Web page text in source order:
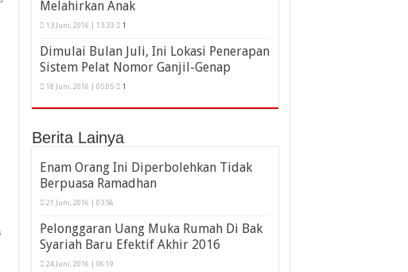
Melahirkan Anak
13 Juni, 2016 | 13:33 1
Dimulai Bulan Juli, Ini Lokasi Penerapan
Sistem Pelat Nomor Ganjil-Genap
18 Juni, 2016 | 05:05 1
Berita Lainya
Enam Orang Ini Diperbolehkan Tidak
Berpuasa Ramadhan
21 Juni, 2016 | 03:56
Pelonggaran Uang Muka Rumah Di Bak
Syariah Baru Efektif Akhir 2016
24 Juni, 2016 | 06:19